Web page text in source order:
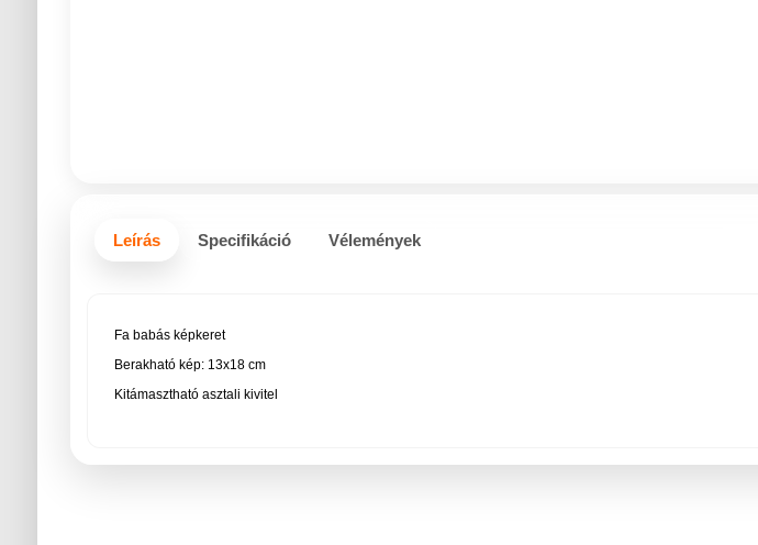
Leírás Specifikáció Vélemények
Fa babás képkeret
Berakható kép: 13x18 cm
Kitámasztható asztali kivitel